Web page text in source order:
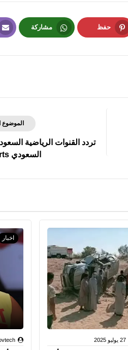
حفظ مشاركة
الموضوع
تردد القنوات الرياضية
السعودي ksa sports
27 يوليو 2025
اخبار